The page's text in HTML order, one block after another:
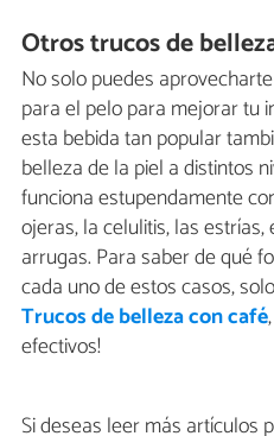
Otros trucos de
No solo puedes
para el pelo para mejorar tu
esta bebida tan popular
belleza de la piel a distintos
funciona estupendamente
ojeras, la celulitis, las
arrugas. Para saber de qué
cada uno de estos casos,
Trucos de belleza con café
efectivos!
Si deseas leer más artículos